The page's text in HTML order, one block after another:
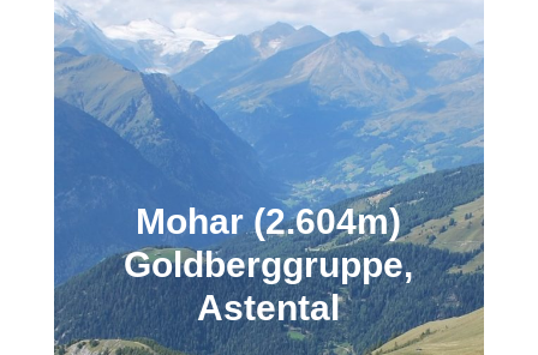
Mohar (2.604m)
Goldberggruppe,
Astental